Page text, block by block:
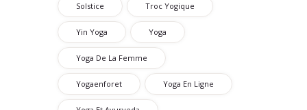
Solstice Troc Yogique
Yin Yoga Yoga
Yoga De La Femme
Yogaenforet Yoga En Ligne